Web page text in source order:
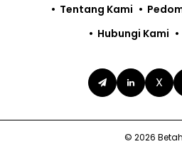
X
Tentang Kami
Hubungi Kami
© 2026